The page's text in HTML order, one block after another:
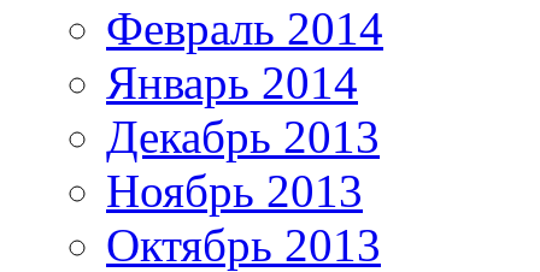
Февраль 2014
Январь 2014
Декабрь 2013
Ноябрь 2013
Октябрь 2013